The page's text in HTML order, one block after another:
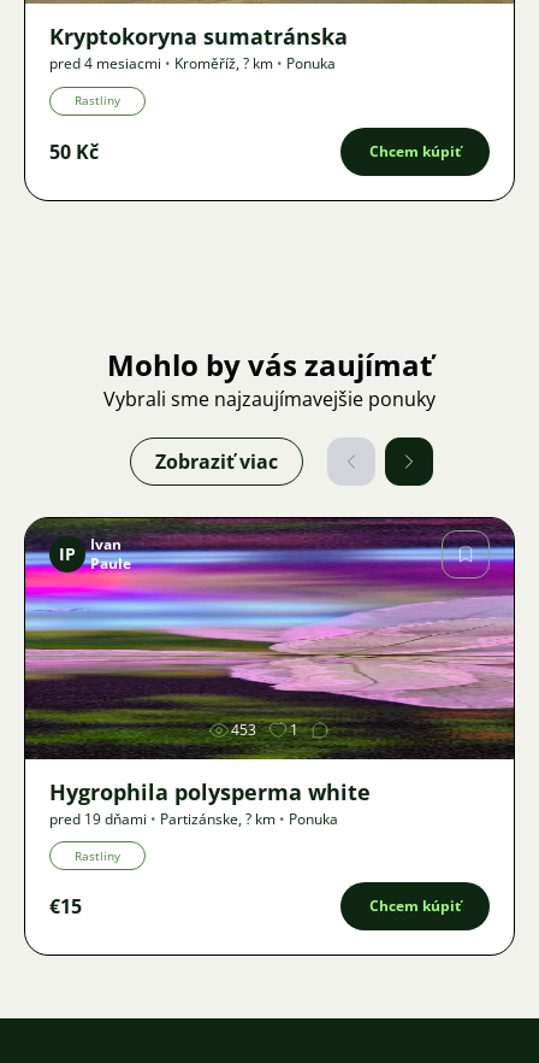
Kryptokoryna sumatránska
pred 4 mesiacmi • Kroměříž,? km • Ponuka
Rastliny
50 Kč Chcem kúpiť
Mohlo by vás zaujímať
Vybrali sme najzaujímavejšie ponuky
Zobraziť viac
Obrázok
IP
Ivan
Paule
453 1
Hygrophila polysperma white
pred 19 dňami • Partizánske,? km • Ponuka
Rastliny
€15 Chcem kúpiť